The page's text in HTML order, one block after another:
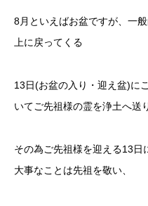
8月といえばお盆ですが、一
上に戻ってくる
13日(お盆の入り・迎え盆)に
いてご先祖様の霊を浄土へ送
その為ご先祖様を迎える13日
大事なことは先祖を敬い、